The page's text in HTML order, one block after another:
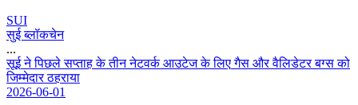
SUI
सुई ब्लॉकचेन
...
सई न पछल सपतह क तन नटवर आउटज क लए गस और वलडटर बगस क
जममदर ठहरय
2026-06-01